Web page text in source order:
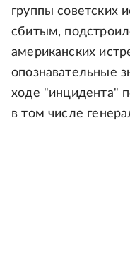
группы советских
сбитым,
американских
опознавательные
ходе "инцидента"
в том числе